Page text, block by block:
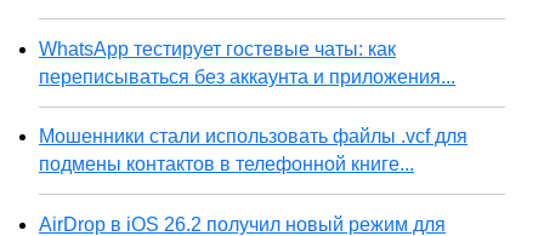
WhatsApp тестирует гостевые чаты: как
переписываться без аккаунта и приложения...
Мошенники стали использовать файлы .vcf для
подмены контактов в телефонной книге...
AirDrop в iOS 26.2 получил новый режим для